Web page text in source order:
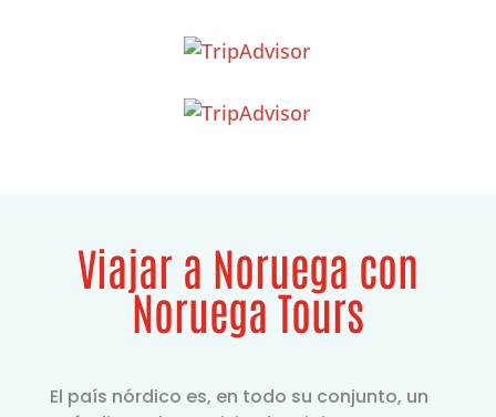
Viajar a Noruega con
Noruega Tours
El país nórdico es, en todo su conjunto, un